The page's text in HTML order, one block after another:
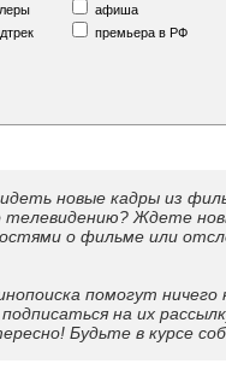
афиша
премьера в РФ
новые кадры из
телевидению? Ждете
о фильме или
помогут
на их
Будьте в курсе